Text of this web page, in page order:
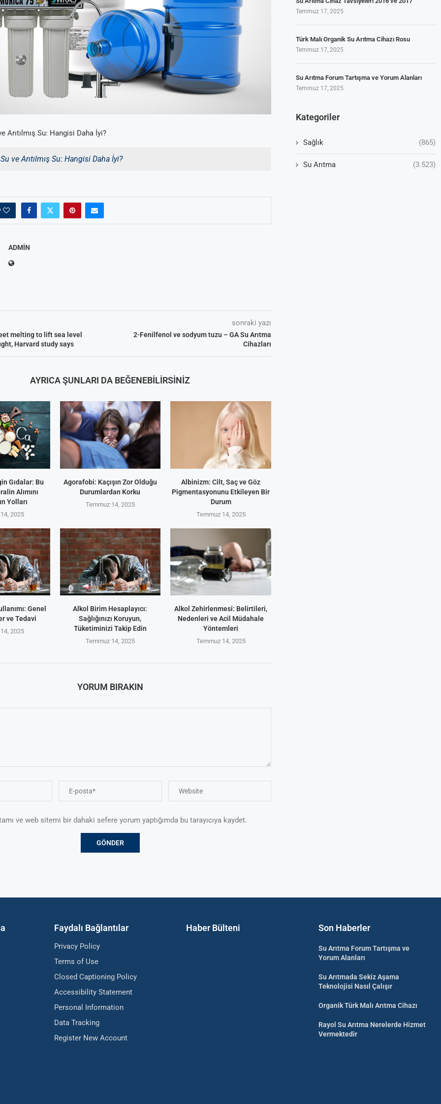
Arıtılmış Su: Hangisi Daha İyi?
ve Arıtılmış Su: Hangisi Daha İyi?
ADMIN
melting to lift sea level
Harvard study says
sonraki yazı
2-Fenilfenol ve sodyum tuzu – GA Su Arıtma
Cihazları
AYRICA ŞUNLARI DA BEĞENEBILIRSINIZ
Gıdalar: Bu
Alımını
Yolları
2025
Agorafobi: Kaçışın Zor Olduğu
Durumlardan Korku
Temmuz 14, 2025
Albinizm: Cilt, Saç ve Göz
Pigmentasyonunu Etkileyen Bir
Durum
Temmuz 14, 2025
Genel
ve Tedavi
2025
Alkol Birim Hesaplayıcı:
Sağlığınızı Koruyun,
Tüketiminizi Takip Edin
Temmuz 14, 2025
Alkol Zehirlenmesi: Belirtileri,
Nedenleri ve Acil Müdahale
Yöntemleri
Temmuz 14, 2025
YORUM BIRAKIN
ve web sitemi bir dahaki sefere yorum yaptığımda bu tarayıcıya kaydet.
Temmuz 17, 2025
Türk Malı Organik Su Arıtma Cihazı Rosu
Temmuz 17, 2025
Su Arıtma Forum Tartışma ve Yorum Alanları
Temmuz 17, 2025
Kategoriler
Sağlık (865)
Su Arıtma (3.523)
Faydalı Bağlantılar
Privacy Policy
Terms of Use
Closed Captioning Policy
Accessibility Statement
Personal Information
Data Tracking
Register New Account
Haber Bülteni Son Haberler
Su Arıtma Forum Tartışma ve
Yorum Alanları
Su Arıtmada Sekiz Aşama
Teknolojisi Nasıl Çalışır
Organik Türk Malı Arıtma Cihazı
Rayol Su Arıtma Nerelerde Hizmet
Vermektedir